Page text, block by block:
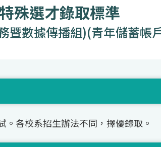
殊選才錄取標準
暨數據傳播組)(青年儲蓄帳
各校系招生辦法不同，擇優錄取。